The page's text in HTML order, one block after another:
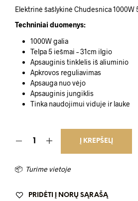
Elektrinė šašlykinė Chudesnica 1000W
Techniniai duomenys:
1000W galia
Telpa 5 iešmai – 31cm ilgio
Apsauginis tinklelis iš aliuminio
Apkrovos reguliavimas
Apsauga nuo vėjo
Apsauginis jungiklis
Tinka naudojimui viduje ir lauke
Į KREPŠELĮ
📦 Turime vietoje
PRIDĖTI Į NORŲ SĄRAŠĄ